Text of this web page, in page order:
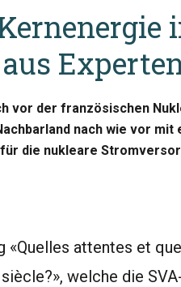
vor der französischen
nach wie vor
die nukleare
«Quelles attentes et
siècle?», welche die